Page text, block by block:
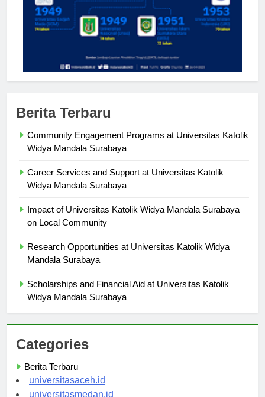
Community Engagement Programs at Universitas Katolik
Career Services and Support at Universitas Katolik
Impact of Universitas Katolik Widya Mandala Surabaya
Research Opportunities at Universitas Katolik Widya
Scholarships and Financial Aid at Universitas Katolik
Categories
Berita Terbaru
universitasaceh.id